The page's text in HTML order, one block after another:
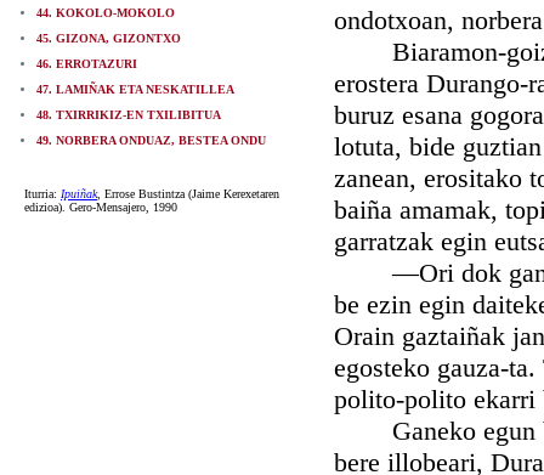
44. KOKOLO-MOKOLO
45. GIZONA, GIZONTXO
46. ERROTAZURI
47. LAMIÑAK ETA NESKATILLEA
48. TXIRRIKIZ-EN TXILIBITUA
49. NORBERA ONDUAZ, BESTEA ONDU
Iturria: Ipuiñak, Errose Bustintza (Jaime Kerexetaren
edizioa). Gero-Mensajero, 1990
ondotxoan,
Biaramon-
erostera Durango-
buruz esana
lotuta, bide
zanean, erositako
baiña amamak,
garratzak egin
—Ori dok
be ezin egin
Orain gaztaiñak
egosteko gauza-
polito-polito ekarri
Ganeko egun
bere illobeari,